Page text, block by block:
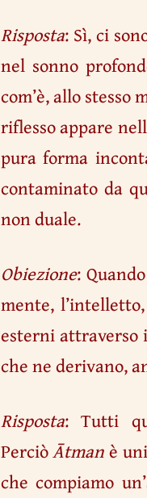
Risposta: Sì, ci
nel sonno
com’è, allo stesso
riflesso appare
pura forma
contaminato da
non duale.
Obiezione:
mente,
esterni attraverso
che ne derivano,
Risposta: Tutti
PerciòĀtmanè
che compiamo